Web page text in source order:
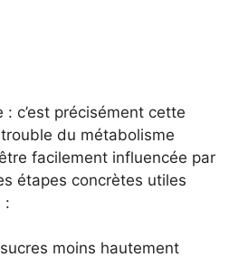
: c’est précisément cette
du métabolisme
facilement influencée par
étapes concrètes utiles
:
moins hautement